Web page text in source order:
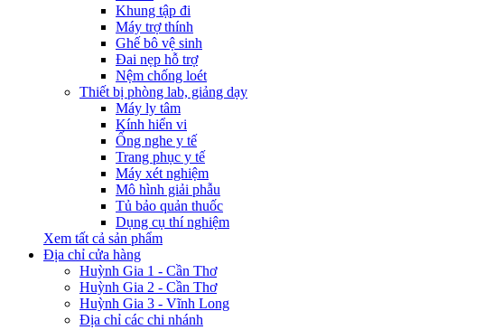
Khung tập đi
Máy trợ thính
Ghế bô vệ sinh
Đai nẹp hỗ trợ
Nệm chống loét
Thiết bị phòng lab, giảng dạy
Máy ly tâm
Kính hiển vi
Ống nghe y tế
Trang phục y tế
Máy xét nghiệm
Mô hình giải phẫu
Tủ bảo quản thuốc
Dụng cụ thí nghiệm
Xem tất cả sản phẩm
Địa chỉ cửa hàng
Huỳnh Gia 1 - Cần Thơ
Huỳnh Gia 2 - Cần Thơ
Huỳnh Gia 3 - Vĩnh Long
Địa chỉ các chi nhánh